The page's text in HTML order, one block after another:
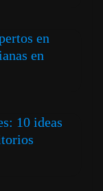
en
en
10 ideas